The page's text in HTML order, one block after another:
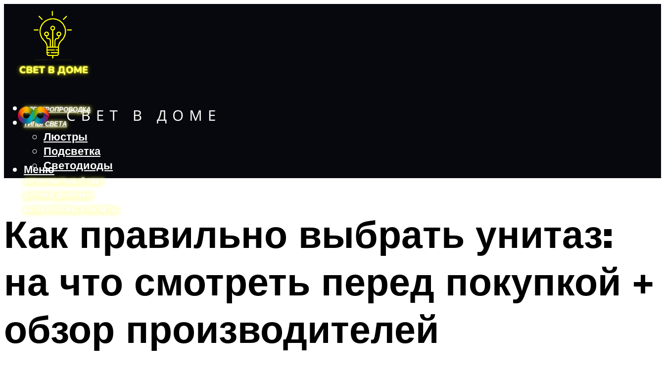
ЭЛЕКТРОПРОВОДКА
ТИПЫ СВЕТА
Люстры
Подсветка
Светодиоды
АВТОМОБИЛЬНЫЙ СВЕТ
ДАТЧИКИ ДВИЖЕНИЯ
КАЛЬКУЛЯТОРЫ И РАСЧЕТЫ
Меню
Меню
Как правильно выбрать унитаз:
на что смотреть перед покупкой +
обзор производителей